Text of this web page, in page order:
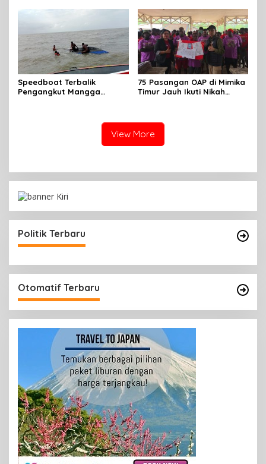
Speedboat Terbalik
Pengangkut Mangga
75 Pasangan OAP di Mimika
Timur Jauh Ikuti Nikah
View More
Politik Terbaru
Otomatif Terbaru